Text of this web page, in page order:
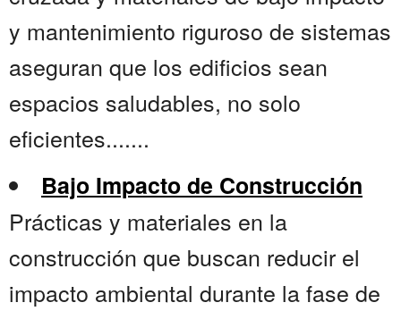
y mantenimiento riguroso de sistemas
aseguran que los edificios sean
espacios saludables, no solo
eficientes.......
Bajo Impacto de Construcción
Prácticas y materiales en la
construcción que buscan reducir el
impacto ambiental durante la fase de